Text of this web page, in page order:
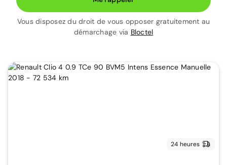
Vous disposez du droit de vous opposer gratuitement au
démarchage via Bloctel
24 heures